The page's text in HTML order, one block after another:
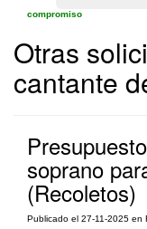
compromiso
Otras
cantante
soprano
(Recoletos)
Publicado el 27-11-2025 en